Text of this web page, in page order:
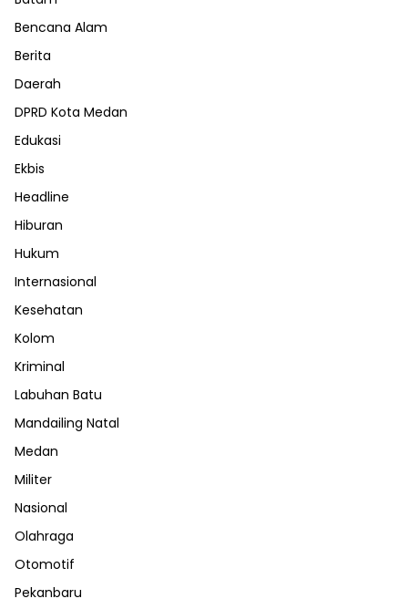
Bencana Alam
Berita
Daerah
DPRD Kota Medan
Edukasi
Ekbis
Headline
Hiburan
Hukum
Internasional
Kesehatan
Kolom
Kriminal
Labuhan Batu
Mandailing Natal
Medan
Militer
Nasional
Olahraga
Otomotif
Pekanbaru